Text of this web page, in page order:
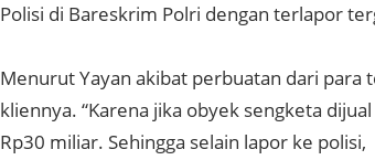
Polisi di Bareskrim Polri dengan terlapor
Menurut Yayan akibat perbuatan dari
kliennya. “Karena jika obyek sengketa
Rp30 miliar. Sehingga selain lapor ke